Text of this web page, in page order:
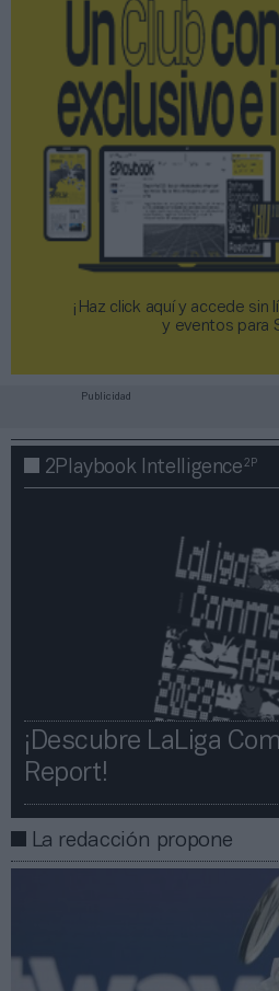
¡Haz click aquí y accede sin
y eventos para
Publicidad
2Playbook Intelligence2P
¡Descubre LaLiga
Report!​​
La redacción propone